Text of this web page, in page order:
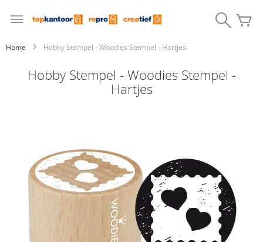
naar
Search
Home Hobby Stempel - Woodies Stempel - Hartjes
Hobby Stempel - Woodies Stempel -
Hartjes
afbeeldingen-